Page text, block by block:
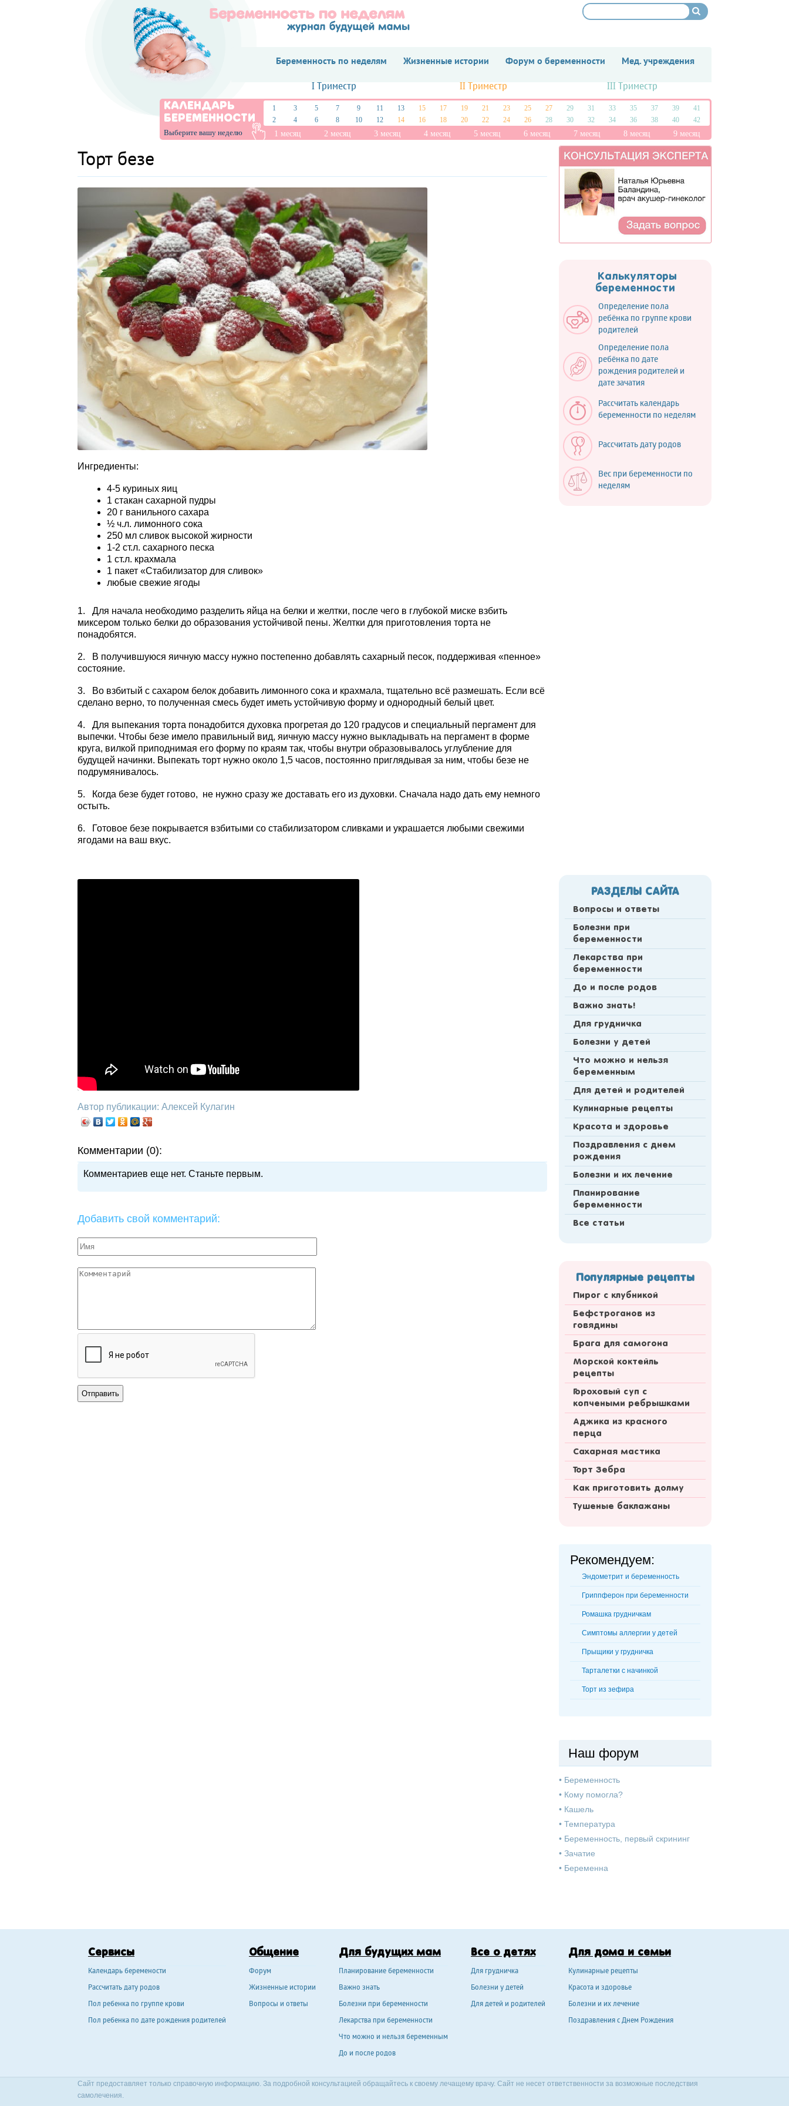
Беременность по неделям Жизненные истории Форум о беременности Мед. учреждения
I Триместр II Триместр III Триместр
КАЛЕНДАРЬ
БЕРЕМЕННОСТИ
Выберите вашу неделю
1 3 5 7 9 11 13 15 17 19 21 23 25 27 29 31 33 35 37 39
41
2
4 6 8 10 12 14 16 18 20 22 24 26 28 30 32 34 36 38 40 42
1 месяц 2 месяц 3 месяц 4 месяц 5 месяц 6 месяц 7 месяц 8 месяц 9 месяц
Торт безе
Ингредиенты:
4-5 куриных яиц
1 стакан сахарной пудры
20 г ванильного сахара
½ ч.л. лимонного сока
250 мл сливок высокой жирности
1-2 ст.л. сахарного песка
1 ст.л. крахмала
1 пакет «Стабилизатор для сливок»
любые свежие ягоды
1. Для начала необходимо разделить яйца на белки и желтки, после чего в глубокой миске взбить
миксером только белки до образования устойчивой пены. Желтки для приготовления торта не
понадобятся.
2. В получившуюся яичную массу нужно постепенно добавлять сахарный песок, поддерживая «пенное»
состояние.
3. Во взбитый с сахаром белок добавить лимонного сока и крахмала, тщательно всё размешать. Если всё
сделано верно, то полученная смесь будет иметь устойчивую форму и однородный белый цвет.
4. Для выпекания торта понадобится духовка прогретая до 120 градусов и специальный пергамент для
выпечки. Чтобы безе имело правильный вид, яичную массу нужно выкладывать на пергамент в форме
круга, вилкой приподнимая его форму по краям так, чтобы внутри образовывалось углубление для
будущей начинки. Выпекать торт нужно около 1,5 часов, постоянно приглядывая за ним, чтобы безе не
подрумянивалось.
5. Когда безе будет готово, не нужно сразу же доставать его из духовки. Сначала надо дать ему немного
остыть.
6. Готовое безе покрывается взбитыми со стабилизатором сливками и украшается любыми свежими
ягодами на ваш вкус.
Автор публикации: Алексей Кулагин
Комментарии (0):
Комментариев еще нет. Станьте первым.
Добавить свой комментарий:
Калькуляторы
беременности
Определение пола
ребёнка по группе крови
родителей
Определение пола
ребёнка по дате
рождения родителей и
дате зачатия
Рассчитать календарь
беременности по неделям
Рассчитать дату родов
Вес при беременности по
неделям
РАЗДЕЛЫ САЙТА
Вопросы и ответы
Болезни при
беременности
Лекарства при
беременности
До и после родов
Важно знать!
Для грудничка
Болезни у детей
Что можно и нельзя
беременным
Для детей и родителей
Кулинарные рецепты
Красота и здоровье
Поздравления с днем
рождения
Болезни и их лечение
Планирование
беременности
Все статьи
Популярные рецепты
Пирог с клубникой
Бефстроганов из
говядины
Брага для самогона
Морской коктейль
рецепты
Гороховый суп с
копчеными ребрышками
Аджика из красного
перца
Сахарная мастика
Торт Зебра
Как приготовить долму
Тушеные баклажаны
Рекомендуем:
Эндометрит и беременность
Гриппферон при беременности
Ромашка грудничкам
Симптомы аллергии у детей
Прыщики у грудничка
Тарталетки с начинкой
Торт из зефира
Наш форум
• Беременность
• Кому помогла?
• Кашель
• Температура
• Беременность, первый скрининг
• Зачатие
• Беременна
Сервисы
Календарь беремености
Рассчитать дату родов
Пол ребенка по группе крови
Пол ребенка по дате рождения родителей
Общение
Форум
Жизненные истории
Вопросы и ответы
Для будущих мам
Планирование беременности
Важно знать
Болезни при беременности
Лекарства при беременности
Что можно и нельзя беременным
До и после родов
Все о детях
Для грудничка
Болезни у детей
Для детей и родителей
Для дома и семьи
Кулинарные рецепты
Красота и здоровье
Болезни и их лечение
Поздравления с Днем Рождения
Сайт предоставляет только справочную информацию. За подробной консультацией обращайтесь к своему лечащему врачу. Сайт не несет ответственности за возможные последствия
самолечения.